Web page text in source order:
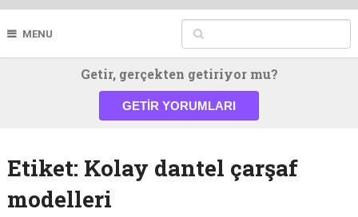
MENU
Getir, gerçekten getiriyor mu?
GETIR YORUMLARI
Etiket: Kolay dantel çarşaf
modelleri